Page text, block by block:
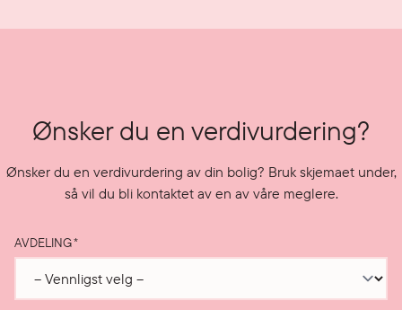
Ønsker du en verdivurdering?
Ønsker du en verdivurdering av din bolig? Bruk skjemaet under,
så vil du bli kontaktet av en av våre meglere.
AVDELING*